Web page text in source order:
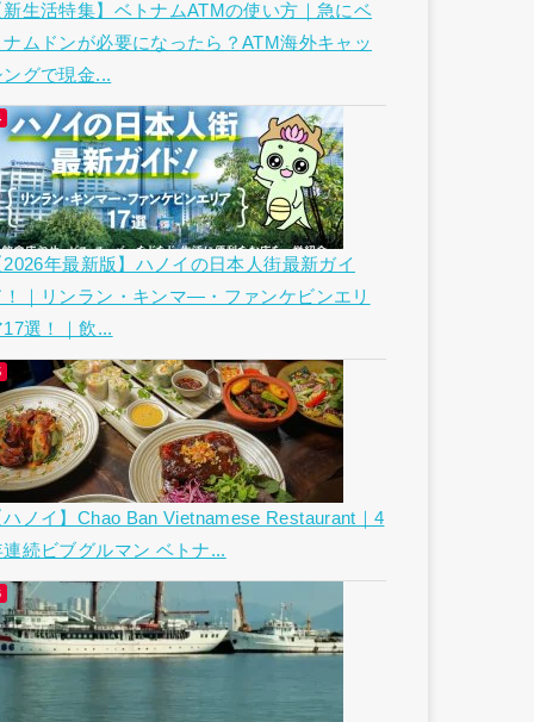
新生活特集】ベトナムATMの使い方｜急にベ
ナムドンが必要になったら？ATM海外キャッ
ングで現金...
2026年最新版】ハノイの日本人街最新ガイ
！｜リンラン・キンマ―・ファンケビンエリ
17選！｜飲...
ハノイ】Chao Ban Vietnamese Restaurant｜4
連続ビブグルマン ベトナ...